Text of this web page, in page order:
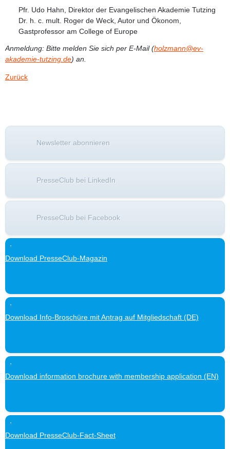
Pfr. Udo Hahn, Direktor der Evangelischen Akademie Tutzing
Dr. h. c. mult. Roger de Weck, Autor und Ökonom,
Gastprofessor am College of Europe
Anmeldung: Bitte melden Sie sich per E-Mail (holzmann@ev-
akademie-tutzing.de) an.
Zurück
Newsletter abonnieren
PresseClub bei LinkedIn
PresseClub bei Facebook
Download PresseClub-Magazin
Download Info-Broschüre mit Antrag auf Mitgliedschaft (DE)
Download information brochure with membership application (EN)
Download PresseClub-Fact-Sheet